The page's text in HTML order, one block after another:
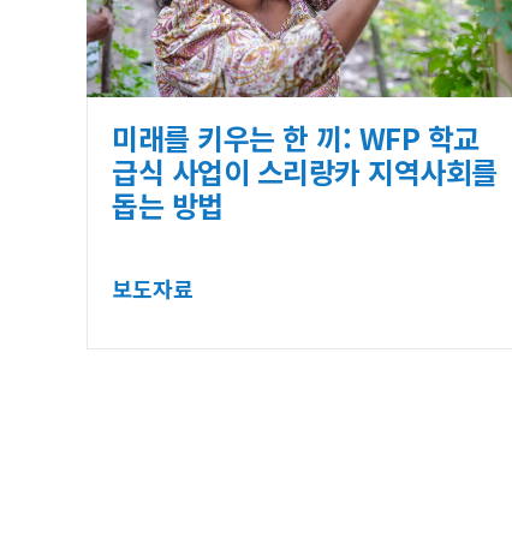
미래를 키우는 한 끼: WFP 학교
급식 사업이 스리랑카 지역사회를
돕는 방법
보도자료